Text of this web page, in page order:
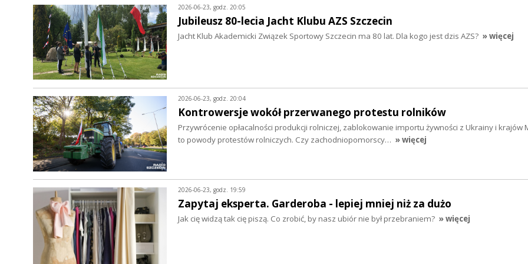
2026-06-23, godz. 20:05
Jubileusz 80-lecia Jacht Klubu AZS Szczecin
Jacht Klub Akademicki Związek Sportowy Szczecin ma 80 lat. Dla kogo jest dzis AZS? » więcej
2026-06-23, godz. 20:04
Kontrowersje wokół przerwanego protestu rolników
Przywrócenie opłacalności produkcji rolniczej, zablokowanie importu żywności z Ukrainy i krajów
to powody protestów rolniczych. Czy zachodniopomorscy… » więcej
2026-06-23, godz. 19:59
Zapytaj eksperta. Garderoba - lepiej mniej niż za dużo
Jak cię widzą tak cię piszą. Co zrobić, by nasz ubiór nie był przebraniem? » więcej